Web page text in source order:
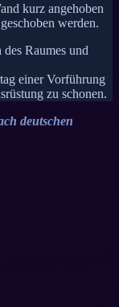
kurz angehoben
werden.
Raumes und
einer Vorführung
zu schonen.
deutschen